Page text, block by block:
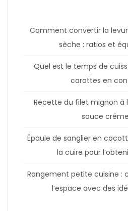
Comment convertir la
sèche : ratios et
Quel est le temps de
carottes en
Recette du filet mignon à
sauce
Épaule de sanglier en
la cuire pour
Rangement petite cuisine :
l’espace avec des